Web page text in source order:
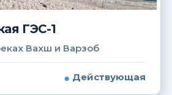
ГЭС-1
Вахш и Варзоб
Действующая